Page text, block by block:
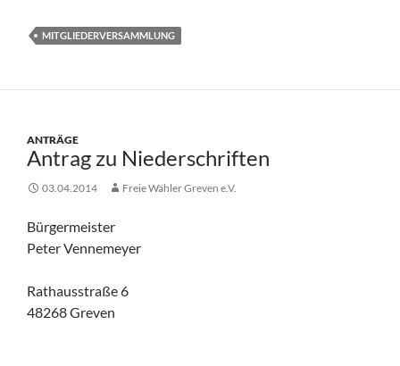
MITGLIEDERVERSAMMLUNG
ANTRÄGE
Antrag zu Niederschriften
03.04.2014 Freie Wähler Greven e.V.
Bürgermeister
Peter Vennemeyer
Rathausstraße 6
48268 Greven